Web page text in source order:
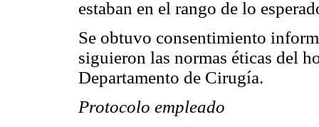
estaban en el rango de lo
Se obtuvo consentimiento
siguieron las normas éticas del
Departamento de Cirugía.
Protocolo empleado